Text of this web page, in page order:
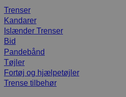
Trenser
Kandarer
Islænder Trenser
Bid
Pandebånd
Tøjler
Fortøj og hjælpetøjler
Trense tilbehør